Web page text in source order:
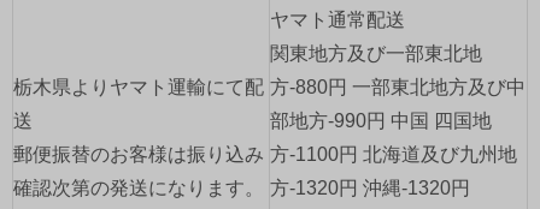
ョ
ン
栃木県よりヤマト運輸にて配
送
郵便振替のお客様は振り込み
確認次第の発送になります。
ヤマト通常配送
関東地方及び一部東北地
方-880円 一部東北地方及び中
部地方-990円 中国 四国地
方-1100円 北海道及び九州地
方-1320円 沖縄-1320円